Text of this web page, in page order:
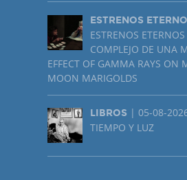
ESTRENOS
ESTRENOS
COMPLEJO DE UNA
EFFECT OF GAMMA RAYS ON
MOON MARIGOLDS
LIBROS | 05-08-
TIEMPO Y LUZ